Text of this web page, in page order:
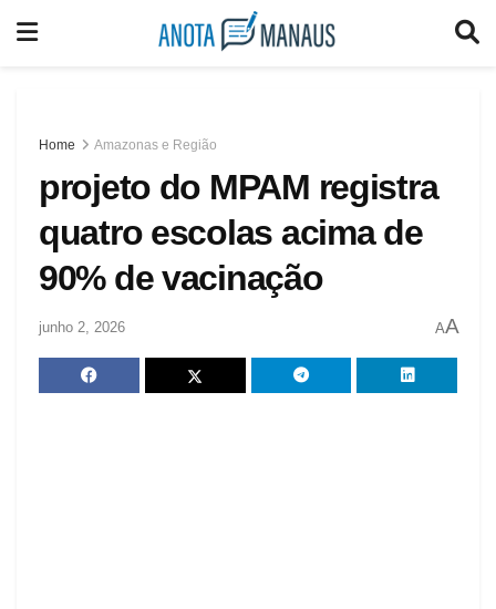
Home Amazonas e Região
projeto do MPAM registra
quatro escolas acima de
90% de vacinação
junho 2, 2026 AA